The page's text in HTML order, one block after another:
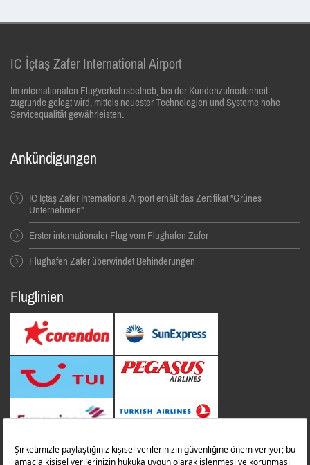
IC İçtaş Zafer International Airport
Im internationalen Flugverkehrsbetrieb, bei der Kundenzufriedenheit
zugrunde gelegt wird, mittels neuester Technologien und Systeme hohe
Servicequalität gewährleisten.
Ankündigungen
IC İçtaş Zafer International Airport erhält das Zertifikat "Grünes
Unternehmen".
Erster internationaler Flug vom Flughafen Zafer
Flughafen Zafer überwindet Behinderungen
Fluglinien